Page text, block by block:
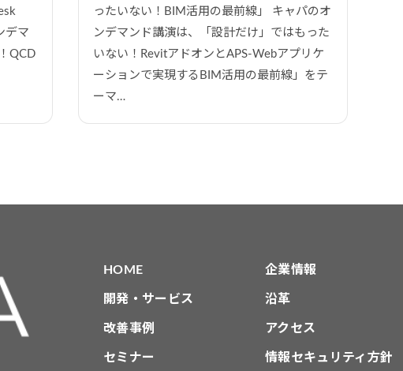
デマ
QCD
ったいない！BIM活用の最前線」 キャパのオ
ンデマンド講演は、「設計だけ」ではもった
いない！RevitアドオンとAPS-Webアプリケ
ーションで実現するBIM活用の最前線」をテ
ーマ…
HOME
開発・サービス
改善事例
セミナー
企業情報
沿革
アクセス
情報セキュリティ方針